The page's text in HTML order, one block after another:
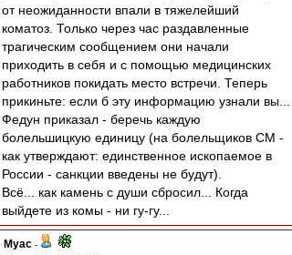
от неожиданности впали в тяжелейший
коматоз. Только через час раздавленные
трагическим сообщением они начали
приходить в себя и с помощью медицинских
работников покидать место встречи. Теперь
прикиньте: если б эту информацию узнали вы...
Федун приказал - беречь каждую
болельшицкую единицу (на болельщиков СМ -
как утверждают: единственное ископаемое в
России - санкции введены не будут).
Всё... как камень с души сбросил... Когда
выйдете из комы - ни гу-гу...
Myac -